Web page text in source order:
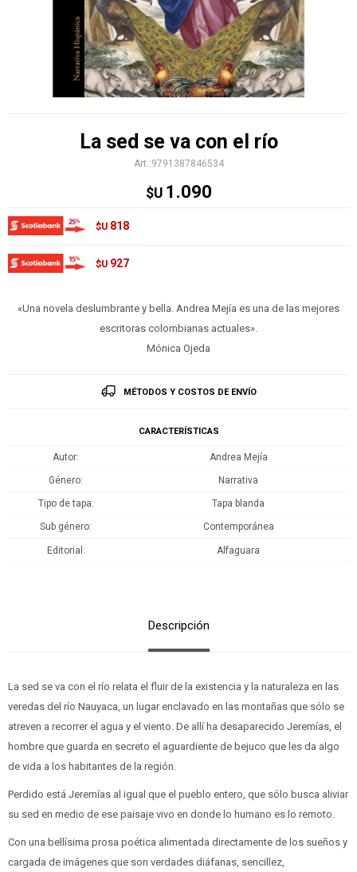
La sed se va con el río
9791387846534
$U 1.090
$U 818
$U 927
«Una novela deslumbrante y bella. Andrea Mejía es una de las mejores
escritoras colombianas actuales».
Mónica Ojeda
MÉTODOS Y COSTOS DE ENVÍO
CARACTERÍSTICAS
Autor Andrea Mejía
Género Narrativa
Tipo de tapa Tapa blanda
Sub género Contemporánea
Editorial Alfaguara
Descripción
La sed se va con el río relata el fluir de la existencia y la naturaleza en las
veredas del río Nauyaca, un lugar enclavado en las montañas que sólo se
atreven a recorrer el agua y el viento. De allí ha desaparecido Jeremías, el
hombre que guarda en secreto el aguardiente de bejuco que les da algo
de vida a los habitantes de la región.
Perdido está Jeremías al igual que el pueblo entero, que sólo busca aliviar
su sed en medio de ese paisaje vivo en donde lo humano es lo remoto.
Con una bellísima prosa poética alimentada directamente de los sueños y
cargada de imágenes que son verdades diáfanas, sencillez,